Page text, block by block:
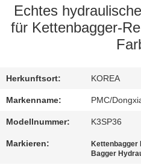
SIE
MIT
UNS
IN
VERBINDUNG
Echtes
für Kettenbagger-
Herkunftsort: KOREA
Markenname: PMC/
Modellnummer: K3SP36
Markieren: Kettenbagger
Bagger